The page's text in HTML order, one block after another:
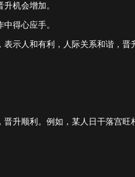
机会增加。
得心应手。
示人和有利，人际关系和谐，晋
升顺利。例如，某人日干落宫